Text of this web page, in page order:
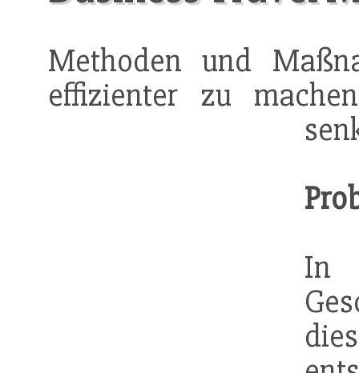
Methoden und
effizienter zu
In